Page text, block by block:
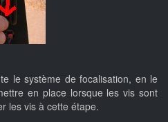
le système de focalisation, en le
en place lorsque les vis sont
les vis à cette étape.